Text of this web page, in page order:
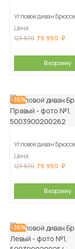
Угловой диван
Цена
125 870 79 990
В корзину
-36%
Угловой диван
Цена
125 870 79 990
В корзину
-36%